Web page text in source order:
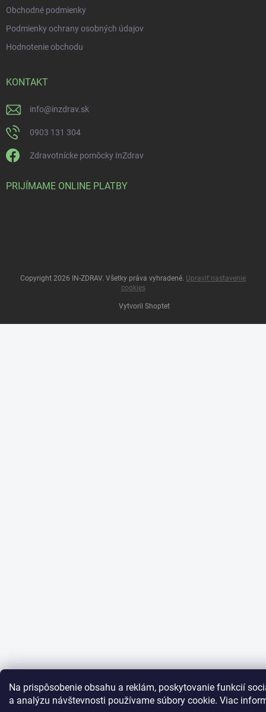
Na prispôsobenie obsahu a reklám, poskytovanie funkcií
a analýzu návštevnosti používame súbory cookie. Viac
Obchodné podmienky
Podmienky ochrany osobných údajov
Hodnotenie obchodu
KONTAKT
info@inzdrav.sk
0903 131 304
Zdravotnícke pomôcky InZdrav
PRIJÍMAME ONLINE PLATBY
Vytvoril Shoptet
Copyright 2026 IN-ZDRAV. Všetky práva vyhradené. Upraviť nastavenie
cookies